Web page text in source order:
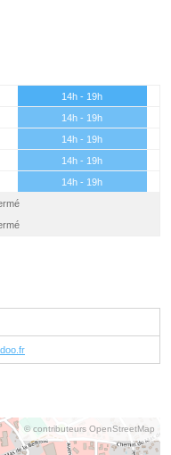
14h - 19h
14h - 19h
14h - 19h
14h - 19h
14h - 19h
© contributeurs OpenStreetMap